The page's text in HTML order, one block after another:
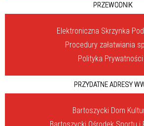
PRZEWODNIK
Elektroniczna Skrzynka
Procedury załatwiania
Polityka Prywatności
PRZYDATNE ADRESY
Bartoszycki Dom